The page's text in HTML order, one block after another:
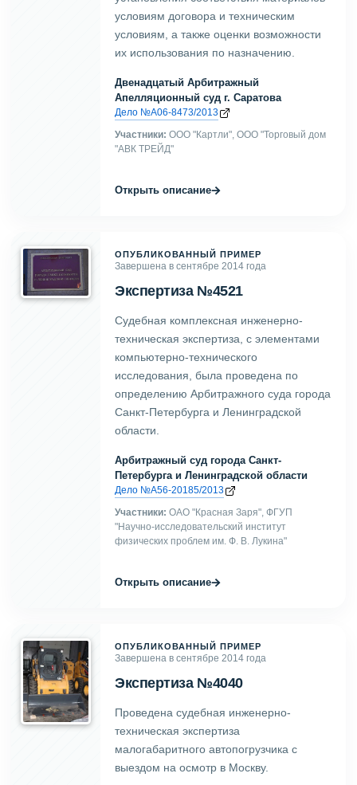
условиям договора и техническим
условиям, а также оценки возможности
их использования по назначению.
Двенадцатый Арбитражный
Апелляционный суд г. Саратова
Дело №А06-8473/2013
Участники: ООО "Картли", ООО "Торговый дом
"АВК ТРЕЙД"
Открыть описание→
ОПУБЛИКОВАННЫЙ ПРИМЕР
Завершена в сентябре 2014 года
Экспертиза №4521
Судебная комплексная инженерно-
техническая экспертиза, с элементами
компьютерно-технического
исследования, была проведена по
определению Арбитражного суда города
Санкт-Петербурга и Ленинградской
области.
Арбитражный суд города Санкт-
Петербурга и Ленинградской области
Дело №А56-20185/2013
Участники: ОАО "Красная Заря", ФГУП
"Научно-исследовательский институт
физических проблем им. Ф. В. Лукина"
Открыть описание→
ОПУБЛИКОВАННЫЙ ПРИМЕР
Завершена в сентябре 2014 года
Экспертиза №4040
Проведена судебная инженерно-
техническая экспертиза
малогабаритного автопогрузчика с
выездом на осмотр в Москву.